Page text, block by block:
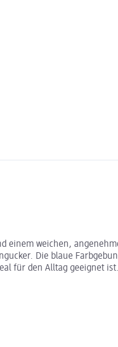
einem weichen,
Die blaue
für den Alltag geeignet